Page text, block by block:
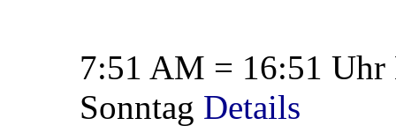
7:51 AM = 16:51 Uhr
Sonntag Details